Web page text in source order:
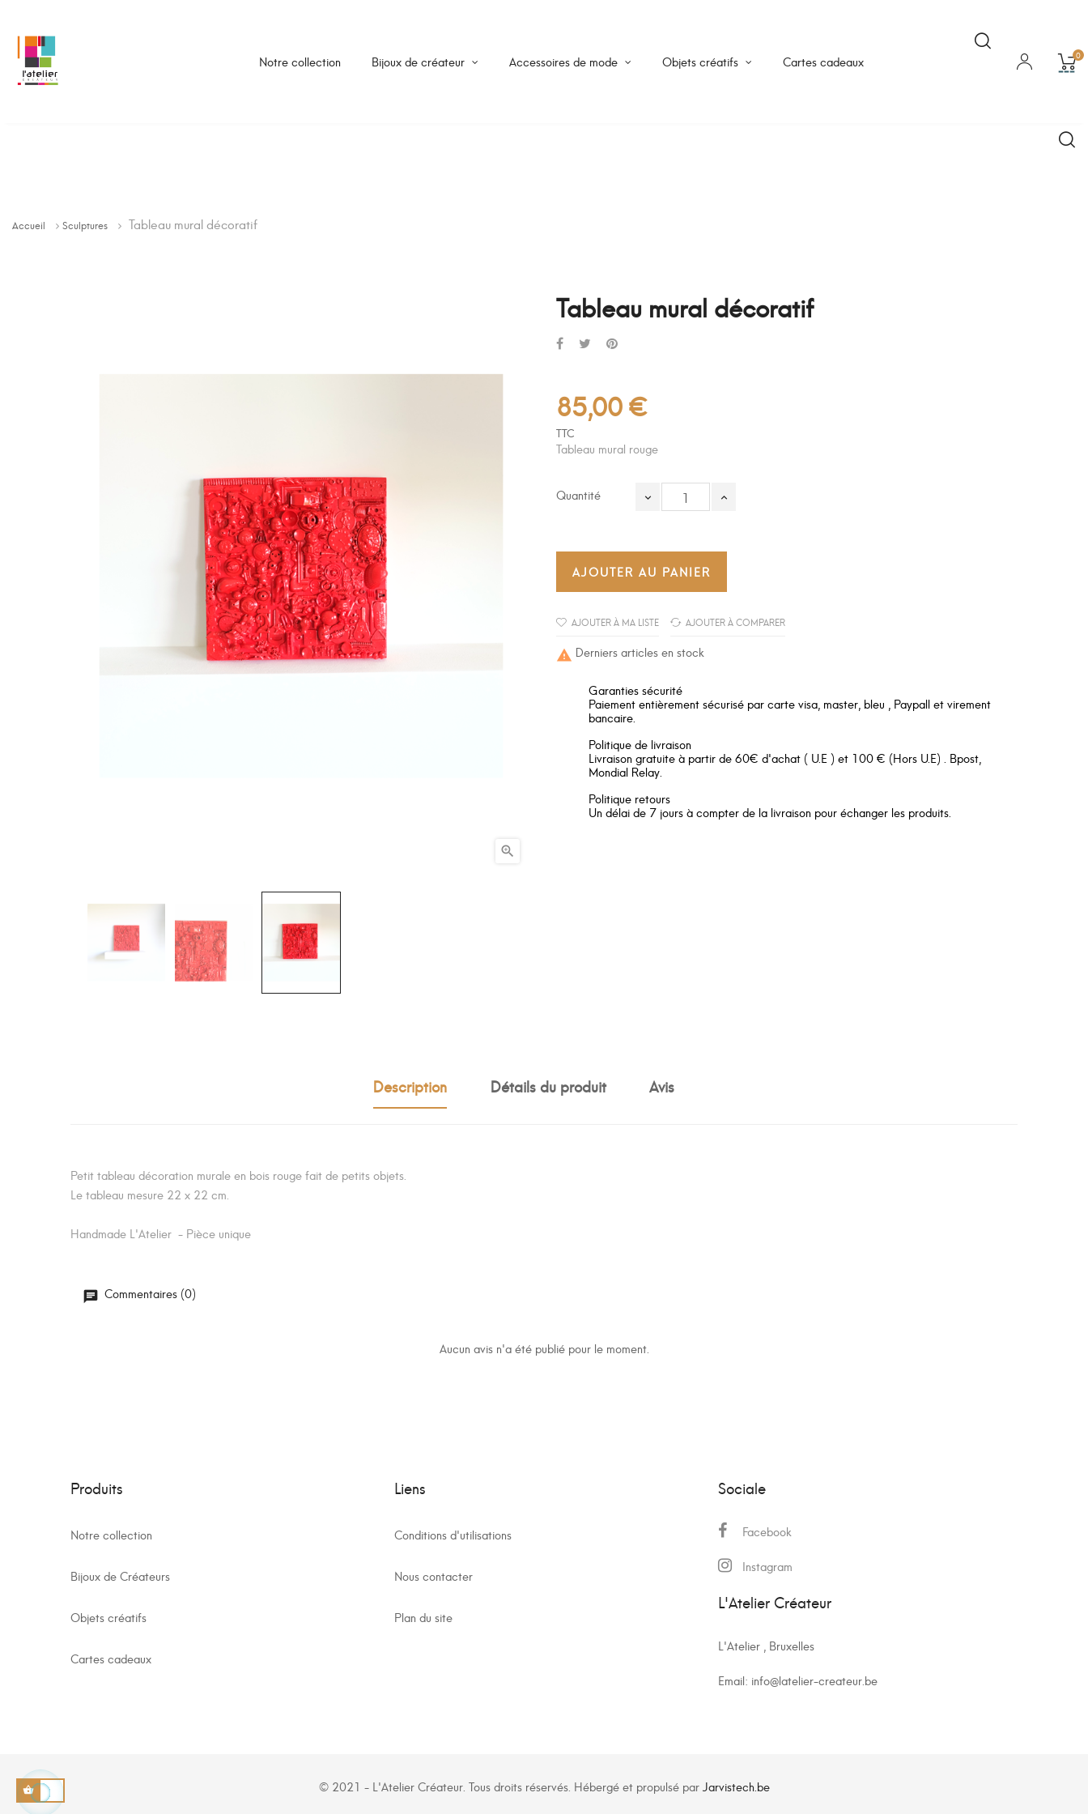
Notre collection Bijoux de créateur Accessoires de mode Objets créatifs Cartes cadeaux 0
Accueil Sculptures Tableau mural décoratif

Tableau mural décoratif
85,00 €
TTC
Tableau mural rouge
Quantité
AJOUTER AU PANIER
AJOUTER À MA LISTE AJOUTER À COMPARER
 Derniers articles en stock
Garanties sécurité
Paiement entièrement sécurisé par carte visa, master, bleu , Paypall et virement
bancaire.
Politique de livraison
Livraison gratuite à partir de 60€ d'achat ( U.E ) et 100 € (Hors U.E) . Bpost,
Mondial Relay.
Politique retours
Un délai de 7 jours à compter de la livraison pour échanger les produits.
Description Détails du produit Avis
Petit tableau décoration murale en bois rouge fait de petits objets.
Le tableau mesure 22 x 22 cm.
Handmade L'Atelier - Pièce unique
Commentaires (0)
Aucun avis n'a été publié pour le moment.
Produits
Notre collection
Bijoux de Créateurs
Objets créatifs
Cartes cadeaux
Liens
Conditions d'utilisations
Nous contacter
Plan du site
Sociale
Facebook
Instagram
L'Atelier Créateur
L'Atelier , Bruxelles
Email: info@latelier-createur.be
© 2021 - L'Atelier Créateur. Tous droits réservés. Hébergé et propulsé parJarvistech.be